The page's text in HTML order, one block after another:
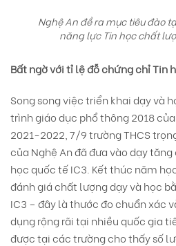
Nghệ An đề ra mục tiêu đào
năng lực Tin học chất
Bất ngờ với tỉ lệ đỗ chứng chỉ Tin
Song song việc triển khai dạy và
trình giáo dục phổ thông 2018
2021-2022, 7/9 trường THCS
của Nghệ An đã đưa vào dạy
học quốc tế IC3. Kết thúc năm
đánh giá chất lượng dạy và học
IC3 – đây là thước đo chuẩn xác
dụng rộng rãi tại nhiều quốc gia
được tại các trường cho thấy số